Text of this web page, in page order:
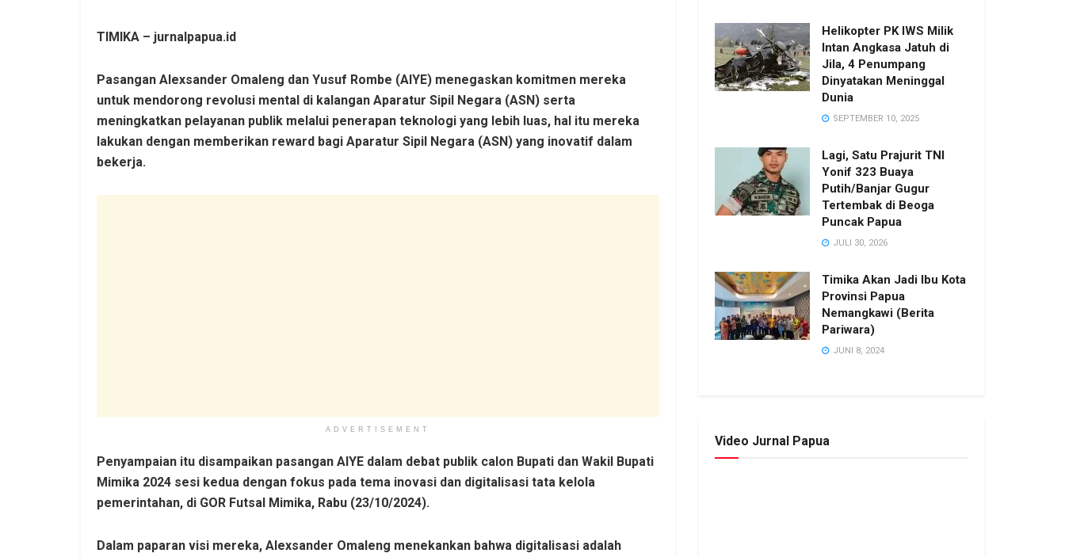
TIMIKA – jurnalpapua.id
Pasangan Alexsander Omaleng dan Yusuf Rombe (AIYE) menegaskan komitmen mereka
untuk mendorong revolusi mental di kalangan Aparatur Sipil Negara (ASN) serta
meningkatkan pelayanan publik melalui penerapan teknologi yang lebih luas, hal itu mereka
lakukan dengan memberikan reward bagi Aparatur Sipil Negara (ASN) yang inovatif dalam
bekerja.
ADVERTISEMENT
Penyampaian itu disampaikan pasangan AIYE dalam debat publik calon Bupati dan Wakil Bupati
Mimika 2024 sesi kedua dengan fokus pada tema inovasi dan digitalisasi tata kelola
pemerintahan, di GOR Futsal Mimika, Rabu (23/10/2024).
Dalam paparan visi mereka, Alexsander Omaleng menekankan bahwa digitalisasi adalah
Helikopter PK IWS Milik
Intan Angkasa Jatuh di
Jila, 4 Penumpang
Dinyatakan Meninggal
Dunia
SEPTEMBER 10, 2025
Lagi, Satu Prajurit TNI
Yonif 323 Buaya
Putih/Banjar Gugur
Tertembak di Beoga
Puncak Papua
JULI 30, 2026
Timika Akan Jadi Ibu Kota
Provinsi Papua
Nemangkawi (Berita
Pariwara)
JUNI 8, 2024
Video Jurnal Papua